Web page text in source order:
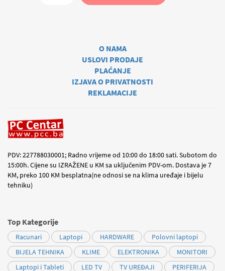
O NAMA
USLOVI PRODAJE
PLAĆANJE
IZJAVA O PRIVATNOSTI
REKLAMACIJE
PDV: 227788030001; Radno vrijeme od 10:00 do 18:00 sati. Subotom do
15:00h. Cijene su IZRAŽENE u KM sa uključenim PDV-om. Dostava je 7
KM, preko 100 KM besplatna(ne odnosi se na klima uređaje i bijelu
tehniku)
Top Kategorije
Racunari Laptopi HARDWARE
Polovni laptopi
BIJELA TEHNIKA
KLIME ELEKTRONIKA
MONITORI
Laptopi i Tableti
LED TV TV UREĐAJI
PERIFERIJA